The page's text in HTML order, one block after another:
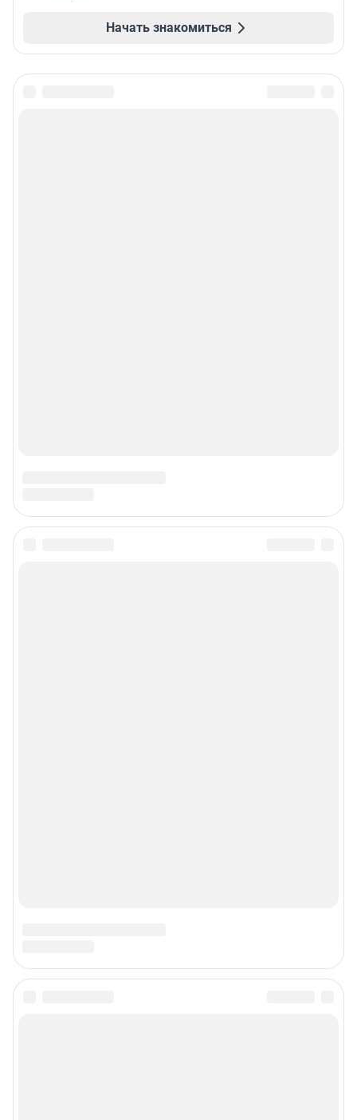
Начать знакомиться